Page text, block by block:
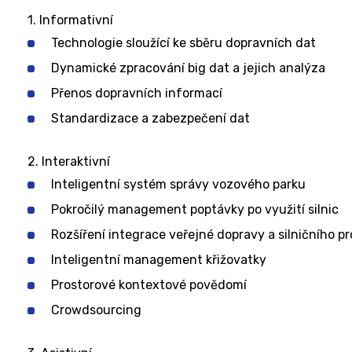
1. Informativní
Technologie sloužící ke sběru dopravních dat
Dynamické zpracování big dat a jejich analýza
Přenos dopravních informací
Standardizace a zabezpečení dat
2. Interaktivní
Inteligentní systém správy vozového parku
Pokročilý management poptávky po využití silnic
Rozšíření integrace veřejné dopravy a silničního
Inteligentní management křižovatky
Prostorové kontextové povědomí
Crowdsourcing